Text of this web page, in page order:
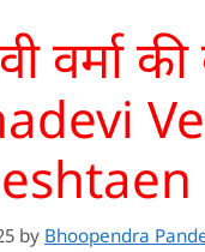
वर्मा
by Bhoopendra